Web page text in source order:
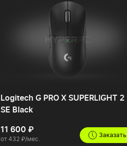
Logitech G PRO X SUPERLIGHT 2
SE Black
11 600 ₽
от 432 ₽/мес.
Заказать